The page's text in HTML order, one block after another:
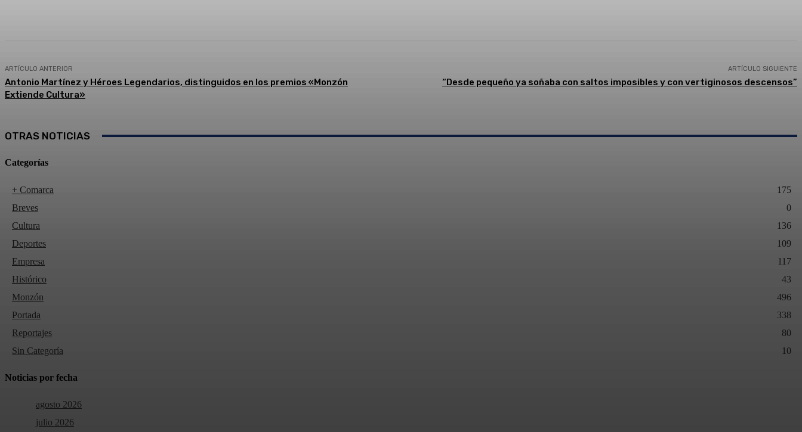
ARTÍCULO ANTERIOR
Antonio Martínez y Héroes Legendarios, distinguidos en los premios «Monzón
Extiende Cultura»
ARTÍCULO SIGUIENTE
“Desde pequeño ya soñaba con saltos imposibles y con vertiginosos descensos”
OTRAS NOTICIAS
Categorías
+ Comarca
175
Breves
0
Cultura
136
Deportes
109
Empresa
117
Histórico
43
Monzón
496
Portada
338
Reportajes
80
Sin Categoría
10
Noticias por fecha
agosto 2026
julio 2026